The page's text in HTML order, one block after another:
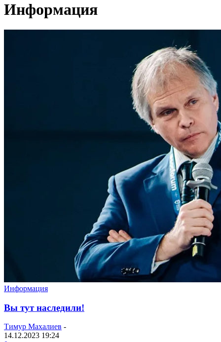
Информация
Информация
Вы тут наследили!
Тимур Махалиев -
14.12.2023 19:24